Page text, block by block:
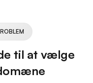
til at vælge